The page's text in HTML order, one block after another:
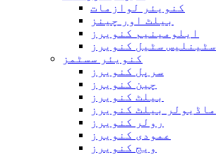
کنویئر لوازمات
بیلٹ اور چینز
ایلومینیم کنویرز
سٹینلیس سٹیل کنویرز
کنویئر سسٹمز
سرپل کنویرز
چین کنویرز
بیلٹ کنویرز
ماڈیولر بیلٹ کنویرز
رولر کنویرز
عمودی کنویرز
ویج کنویرز